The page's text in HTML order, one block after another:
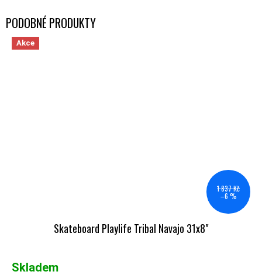
Akce
1 837 Kč
–6 %
Skateboard Playlife Tribal Navajo 31x8"
Skladem